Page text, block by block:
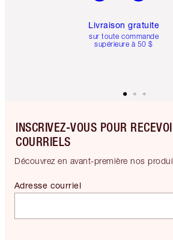
Livraison gratuite
sur toute commande
supérieure à 50 $
INSCRIVEZ-VOUS POUR
COURRIELS
Découvrez en avant-première nos
Adresse courriel